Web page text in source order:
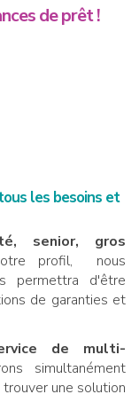
de prêt !
les besoins et
senior, gros
profil, nous
permettra d'être
de garanties et
de multi-
simultanément
une solution